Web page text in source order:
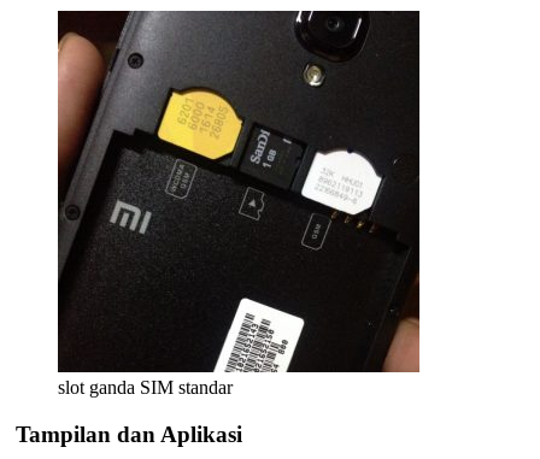
slot ganda SIM standar
Tampilan dan Aplikasi